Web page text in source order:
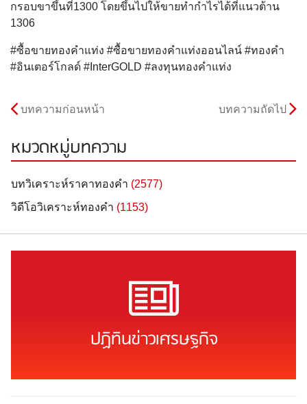
กรอบขาขึ้นที่1300 โดยขึ้นไปให้ขายทำกำไรได้ที่แนวต้าน
1306
#ซื้อขายทองคำแท่ง #ซื้อขายทองคำแท่งออนไลน์ #ทองคำ
#อินเตอร์โกลด์ #InterGOLD #ลงทุนทองคำแท่ง
บทความก่อนหน้า บทความถัดไป
หมวดหมู่บทความ
บทวิเคราะห์ราคาทองคำ (2577)
วิดีโอวิเคราะห์ทองคำ (1153)
ปฏิทินข่าวเศรษฐกิจ